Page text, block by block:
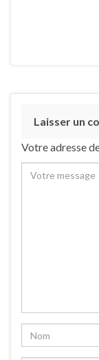
Laisser un
Votre adresse